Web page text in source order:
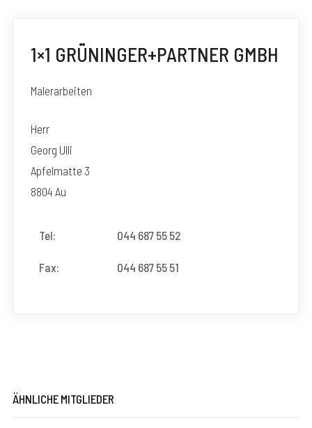
1×1 GRÜNINGER+PARTNER GMBH
Malerarbeiten
Herr
Georg Ulli
Apfelmatte 3
8804 Au
Tel: 044 687 55 52
Fax: 044 687 55 51
ÄHNLICHE MITGLIEDER